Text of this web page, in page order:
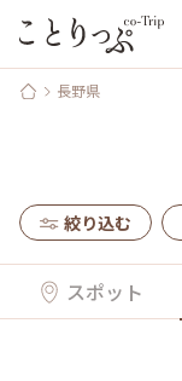
長野県
絞り込む
スポット